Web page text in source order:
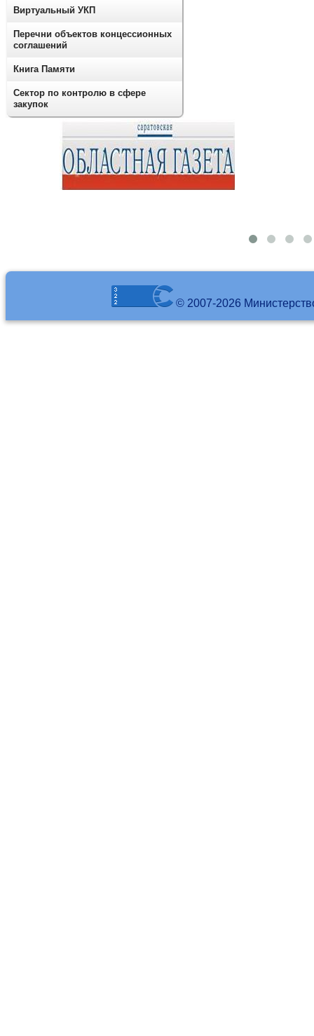
Виртуальный УКП
Перечни объектов концессионных
соглашений
Книга Памяти
Сектор по контролю в сфере
закупок
© 2007-2026